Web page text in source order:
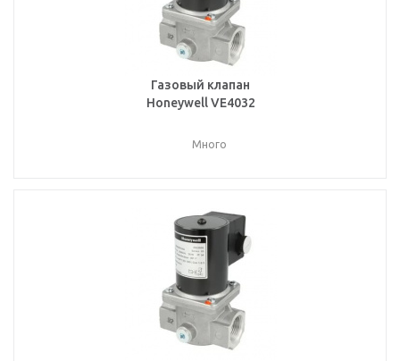
Газовый клапан
Honeywell VE4032
Много